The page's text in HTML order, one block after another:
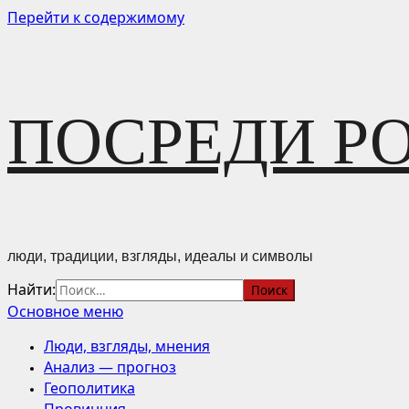
Перейти к содержимому
ПОСРЕДИ
люди, традиции, взгляды, идеалы и символы
Найти:
Основное меню
Люди, взгляды, мнения
Анализ — прогноз
Геополитика